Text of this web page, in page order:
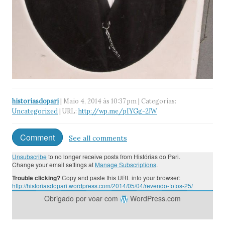
historiasdopari| Maio 4, 2014 às 10:37 pm | Categorias:
Uncategorized | URL: http://wp.me/pIYGg-2JW
Comment See all comments
Unsubscribe to no longer receive posts from Histórias do Pari.
Change your email settings at Manage Subscriptions.
Trouble clicking?Copy and paste this URL into your browser:
http://historiasdopari.wordpress.com/2014/05/04/revendo-fotos-25/
Obrigado por voar com WordPress.com